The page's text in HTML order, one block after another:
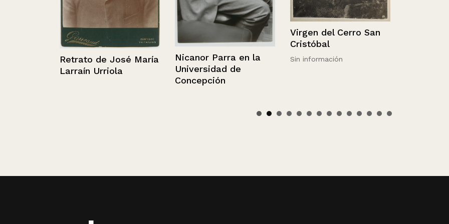
Retrato de José María
Larraín Urriola
Nicanor Parra en la
Universidad de
Concepción
Virgen del Cerro San
Cristóbal
Sin información